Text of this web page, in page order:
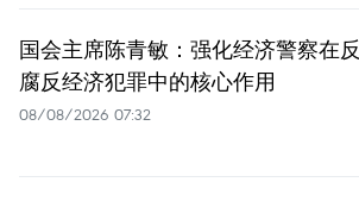
国会主席陈青敏：强化经济警察在反
腐反经济犯罪中的核心作用
08/08/2026 07:32